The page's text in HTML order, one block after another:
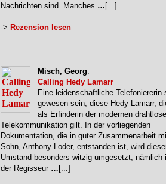
Nachrichten sind. Manches … [...]
-> Rezension lesen
Misch, Georg:
Calling Hedy Lamarr
Eine leidenschaftliche Telefoniererin
gewesen sein, diese Hedy Lamarr,
als Erfinderin der modernen
Telekommunikation gilt. In der vorliegenden
Dokumentation, die in guter Zusammenarbeit
Sohn, Anthony Loder, entstanden ist, wird
Umstand besonders witzig umgesetzt, nämlich
der Regisseur … [...]